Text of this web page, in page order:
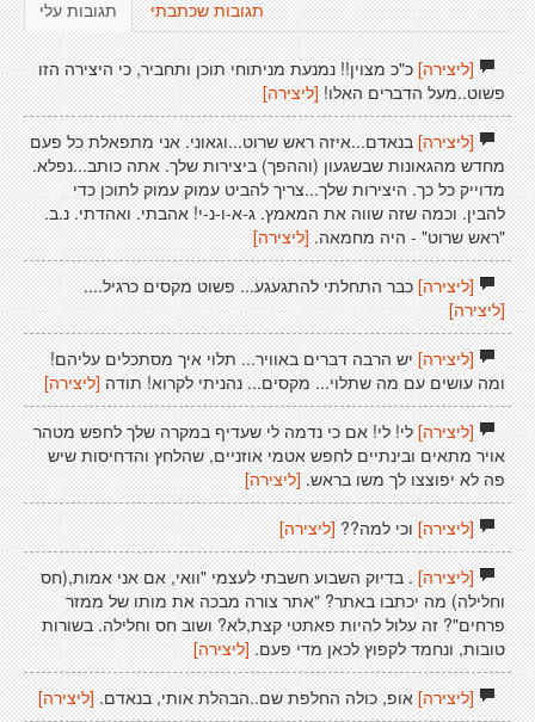
תגובות עלי תגובות שכתבתי
[ליצירה]כ"כ מצוין!! נמנעת מניתוחי תוכן ותחביר, כי היצירה הזו
פשוט..מעל הדברים האלו! [ליצירה]
[ליצירה]בנאדם...איזה ראש שרוט...וגאוני. אני מתפאלת כל פעם
מחדש מהגאונות שבשגעון (וההפך) ביצירות שלך. אתה כותב...נפלא.
מדוייק כל כך. היצירות שלך...צריך להביט עמוק עמוק לתוכן כדי
להבין. וכמה שזה שווה את המאמץ. ג-א-ו-נ-י! אהבתי. ואהדתי. נ.ב.
"ראש שרוט" - היה מחמאה.[ליצירה]
[ליצירה]כבר התחלתי להתגעגע... פשוט מקסים כרגיל....
[ליצירה]
[ליצירה]יש הרבה דברים באוויר... תלוי איך מסתכלים עליהם!
ומה עושים עם מה שתלוי... מקסים... נהניתי לקרוא! תודה [ליצירה]
[ליצירה]לי! לי! אם כי נדמה לי שעדיף במקרה שלך לחפש מטהר
אויר מתאים ובינתיים לחפש אטמי אוזניים, שהלחץ והדחיסות שיש
פה לא יפוצצו לך משו בראש.[ליצירה]
[ליצירה]וכי למה?? [ליצירה]
[ליצירה]. בדיוק השבוע חשבתי לעצמי "וואי, אם אני אמות,(חס
וחלילה) מה יכתבו באתר? "אתר צורה מבכה את מותו של ממזר
פרחים"? זה עלול להיות פאתטי קצת,לא? ושוב חס וחלילה. בשורות
טובות, ונחמד לקפוץ לכאן מדי פעם. [ליצירה]
[ליצירה]אופ, כולה החלפת שם..הבהלת אותי, בנאדם. [ליצירה]